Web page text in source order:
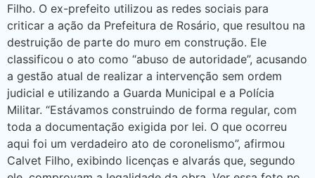
Filho. O ex-prefeito utilizou as redes sociais para
criticar a ação da Prefeitura de Rosário, que resultou na
destruição de parte do muro em construção. Ele
classificou o ato como “abuso de autoridade”, acusando
a gestão atual de realizar a intervenção sem ordem
judicial e utilizando a Guarda Municipal e a Polícia
Militar. “Estávamos construindo de forma regular, com
toda a documentação exigida por lei. O que ocorreu
aqui foi um verdadeiro ato de coronelismo”, afirmou
Calvet Filho, exibindo licenças e alvarás que, segundo